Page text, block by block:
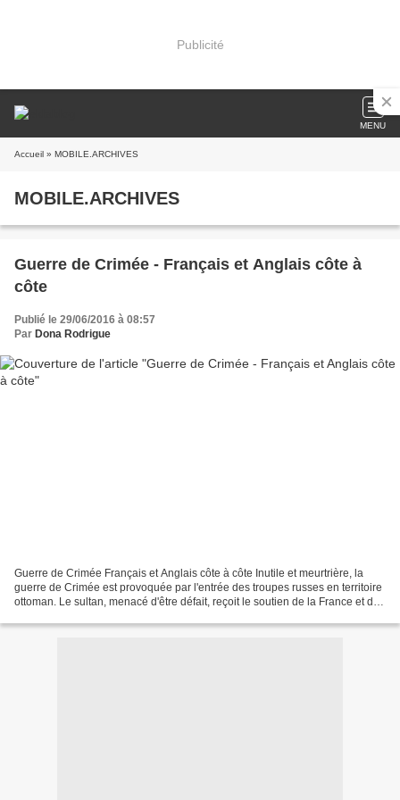
Publicité
MENU
Accueil » MOBILE.ARCHIVES
MOBILE.ARCHIVES
Guerre de Crimée - Français et Anglais côte à
côte
Publié le 29/06/2016 à 08:57
Par Dona Rodrigue
Guerre de Crimée Français et Anglais côte à côte Inutile et meurtrière, la
guerre de Crimée est provoquée par l'entrée des troupes russes en territoire
ottoman. Le sultan, menacé d'être défait, reçoit le soutien de la France et du